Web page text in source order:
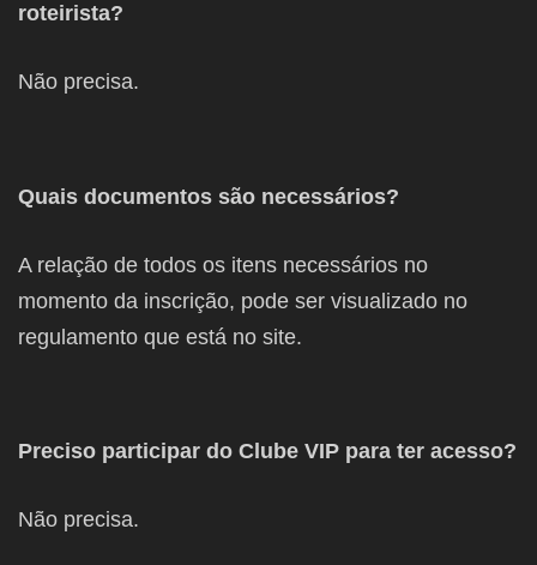
roteirista?
Não precisa.
Quais documentos são necessários?
A relação de todos os itens necessários no
momento da inscrição, pode ser visualizado no
regulamento que está no site.
Preciso participar do Clube VIP para ter acesso?
Não precisa.